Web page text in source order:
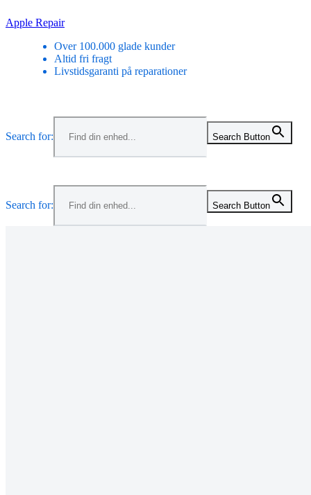
Skip
Apple Repair
Over 100.000 glade kunder
Altid fri fragt
Livstidsgaranti på reparationer
Search for: Search Button
Search for: Search Button